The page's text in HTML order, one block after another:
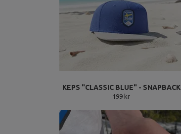
KEPS "CLASSIC BLUE" - SNAPBACK
199 kr